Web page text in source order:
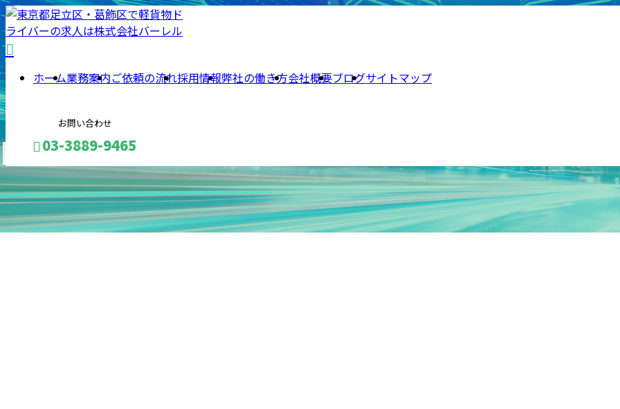
ホーム業務案内ご依頼の流れ採用情報弊社の働き方会社概要ブログサイトマップ
お問い合わせ
03-3889-9465
メールフォーム
BLOG